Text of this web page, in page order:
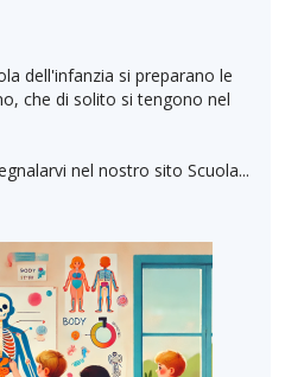
dell'infanzia si preparano le
che di solito si tengono nel
nel nostro sito Scuola...